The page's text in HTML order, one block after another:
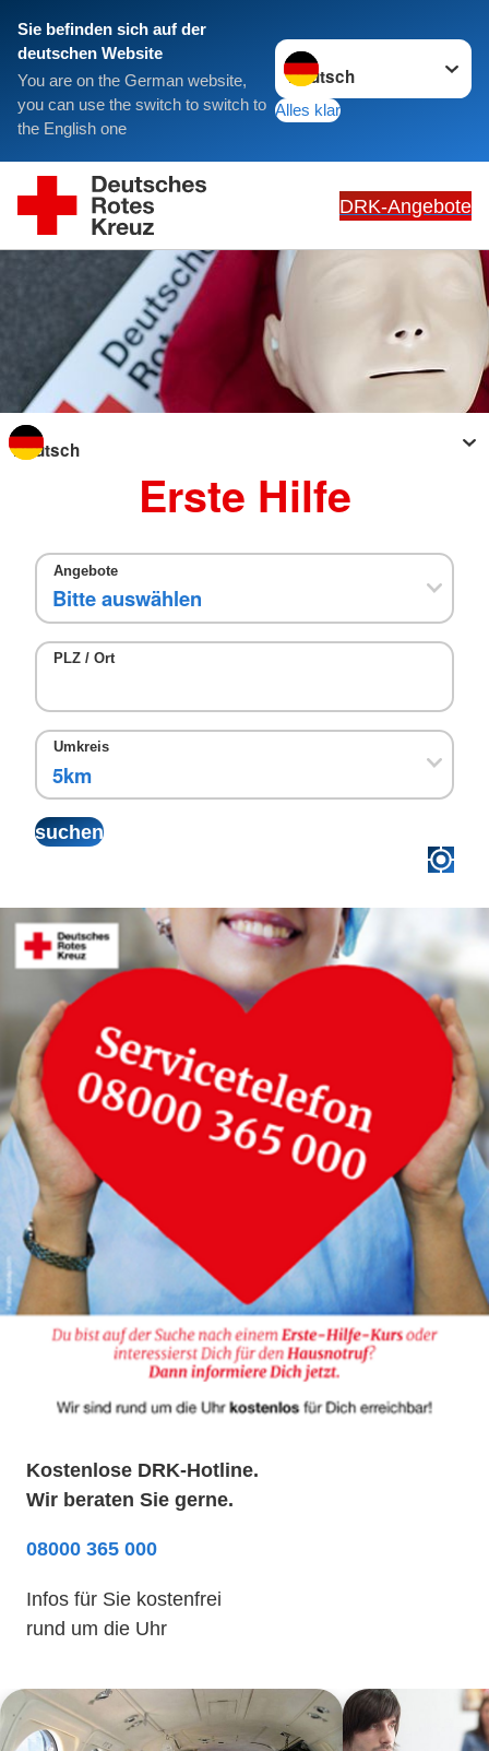
Sie befinden sich auf der
deutschen Website
You are on the German website,
you can use the switch to switch to
the English one
Sprache wechseln zu
Alles klar
DRK-Angebote
Sprache wechseln zu
Erste Hilfe
Angebote
PLZ / Ort
Umkreis
Kostenlose DRK-Hotline.
Wir beraten Sie gerne.
08000 365 000
Infos für Sie kostenfrei
rund um die Uhr